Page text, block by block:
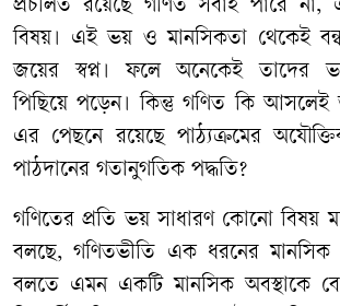
প্রচলিত রয়েছে গণিত সবাই পারে
বিষয়। এই ভয় ও মানসিকতা থেকেই
জয়ের স্বপ্ন। ফলে অনেকেই তাদের
পিছিয়ে পড়েন। কিন্তু গণিত কি আসলেই
এর পেছনে রয়েছে পাঠ্যক্রমের
পাঠদানের গতানুগতিক পদ্ধতি?
গণিতের প্রতি ভয় সাধারণ কোনো বিষয়
বলছে, গণিতভীতি এক ধরনের মানসিক
বলতে এমন একটি মানসিক অবস্থাকে